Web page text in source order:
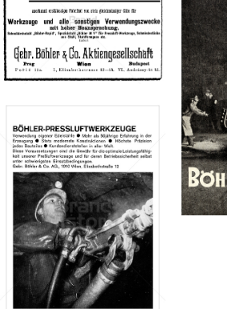
Konzerne
Epoche
BÖHLER
AG
1911
Bild-ID: 67280
BÖHLER
UDDEHOLM
Böhler-Uddeholm
AG
1972